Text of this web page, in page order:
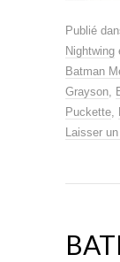
Publié
Nightwing
Batman
Grayson,
Puckette,
Laisser